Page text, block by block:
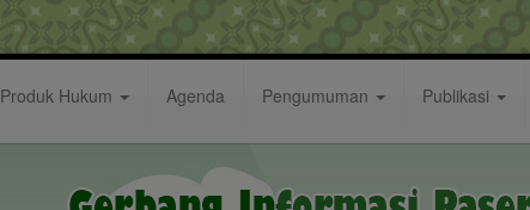
Produk Hukum Agenda Pengumuman Publikasi